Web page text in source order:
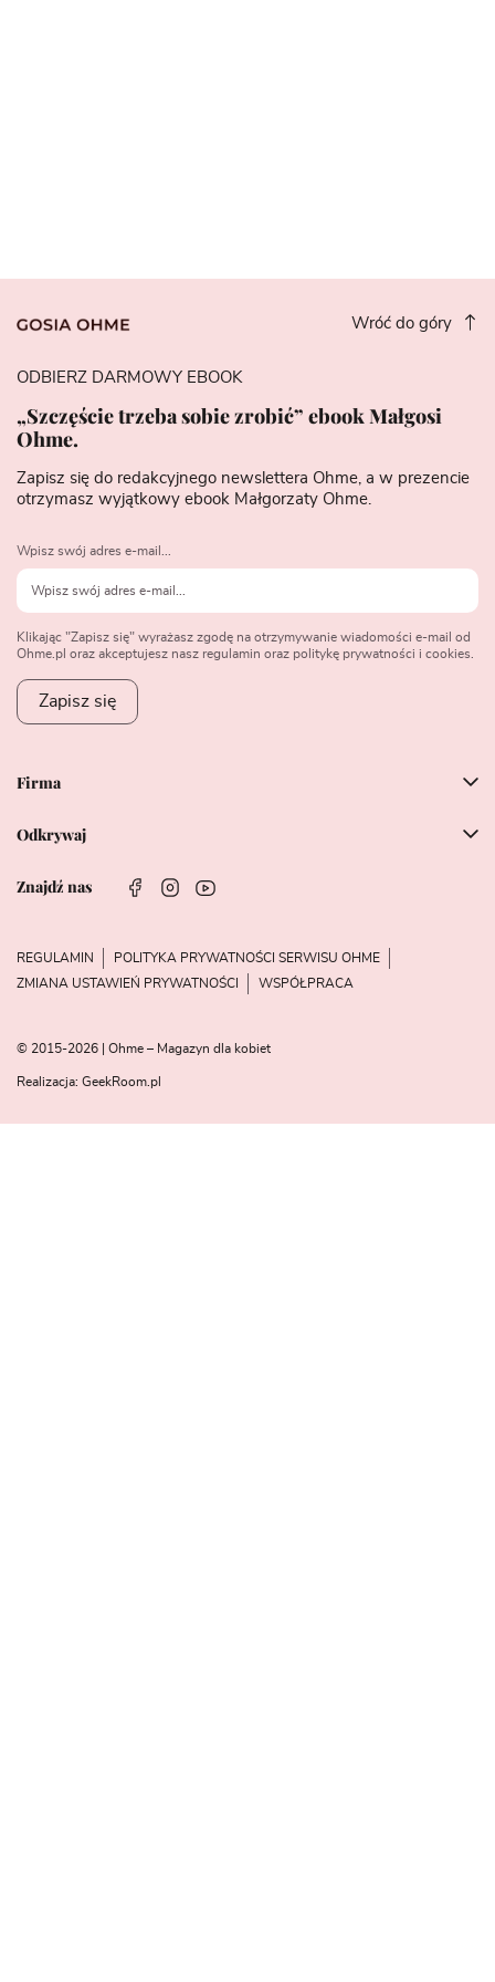
Wróć do góry
Firma
Odkrywaj
Znajdź nas
ODBIERZ DARMOWY EBOOK
„Szczęście trzeba sobie zrobić” ebook Małgosi
Ohme.
Zapisz się do redakcyjnego newslettera Ohme, a w prezencie
otrzymasz wyjątkowy ebook Małgorzaty Ohme.
Wpisz swój adres e-mail...
Klikając "Zapisz się" wyrażasz zgodę na otrzymywanie wiadomości e-mail od
Ohme.pl oraz akceptujesz nasz regulamin oraz politykę prywatności i cookies.
Zapisz się
REGULAMIN
POLITYKA PRYWATNOŚCI SERWISU OHME
ZMIANA USTAWIEŃ PRYWATNOŚCI
WSPÓŁPRACA
© 2015-2026 | Ohme – Magazyn dla kobiet
Realizacja: GeekRoom.pl